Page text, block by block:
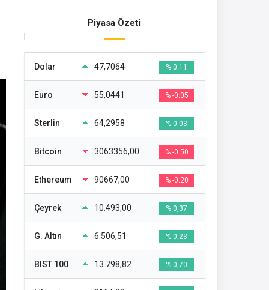
Piyasa Özeti
Dolar 47,7064 % 0.11
Euro 55,0441 % -0.05
Sterlin 64,2958 % 0.03
Bitcoin 3063356,00 % -0.50
Ethereum 90667,00 % -0.20
Çeyrek 10.493,00 % 0,37
G. Altın 6.506,51 % 0,23
BIST 100 13.798,82 % 0,70